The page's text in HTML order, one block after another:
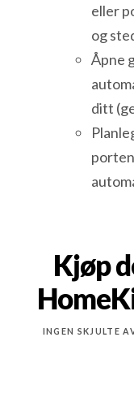
eller
og
Åpne
ditt
Kjøp
INGEN SKJULTE